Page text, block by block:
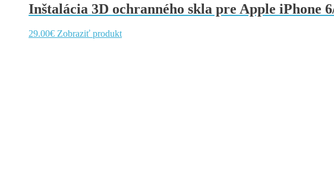
Inštalácia 3D ochranného skla pre Apple iPhone
29.00€ Zobraziť produkt